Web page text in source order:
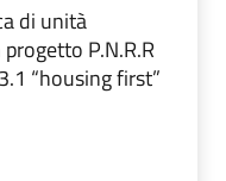
di unità
P.N.R.R
“housing first”